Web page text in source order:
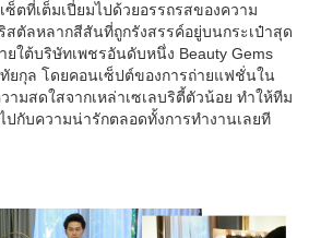
ตที่เต็มเปี่ยมไปด้วยอรรถรสของความ
สตัลหลากสีสันที่ถูกรังสรรค์อยู่บนกระเป๋าสุด
ยใต้บริษัทเพชรอันดับหนึ่ง Beauty Gems
ยกุล โดยคอนเซ็ปต์ของการถ่ายแฟชั่นใน
ามสดใสจากเหล่าเซเลบริตี้ตัวน้อย ทำให้ทีม
ปกับความน่ารักตลอดทั้งการทำงานเลยที